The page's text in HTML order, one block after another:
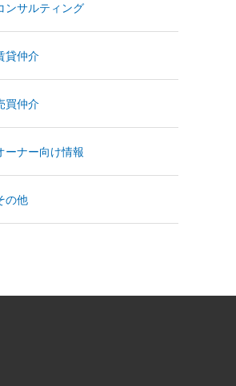
ンサルティング
貸仲介
買仲介
ーナー向け情報
の他